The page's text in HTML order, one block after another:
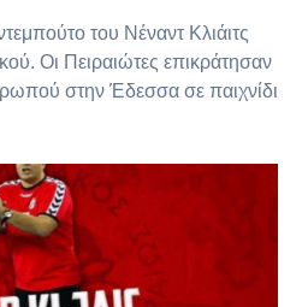
του Νέναντ Κλιάιτς
Οι Πειραιώτες επικράτησαν
στην Έδεσσα σε παιχνίδι